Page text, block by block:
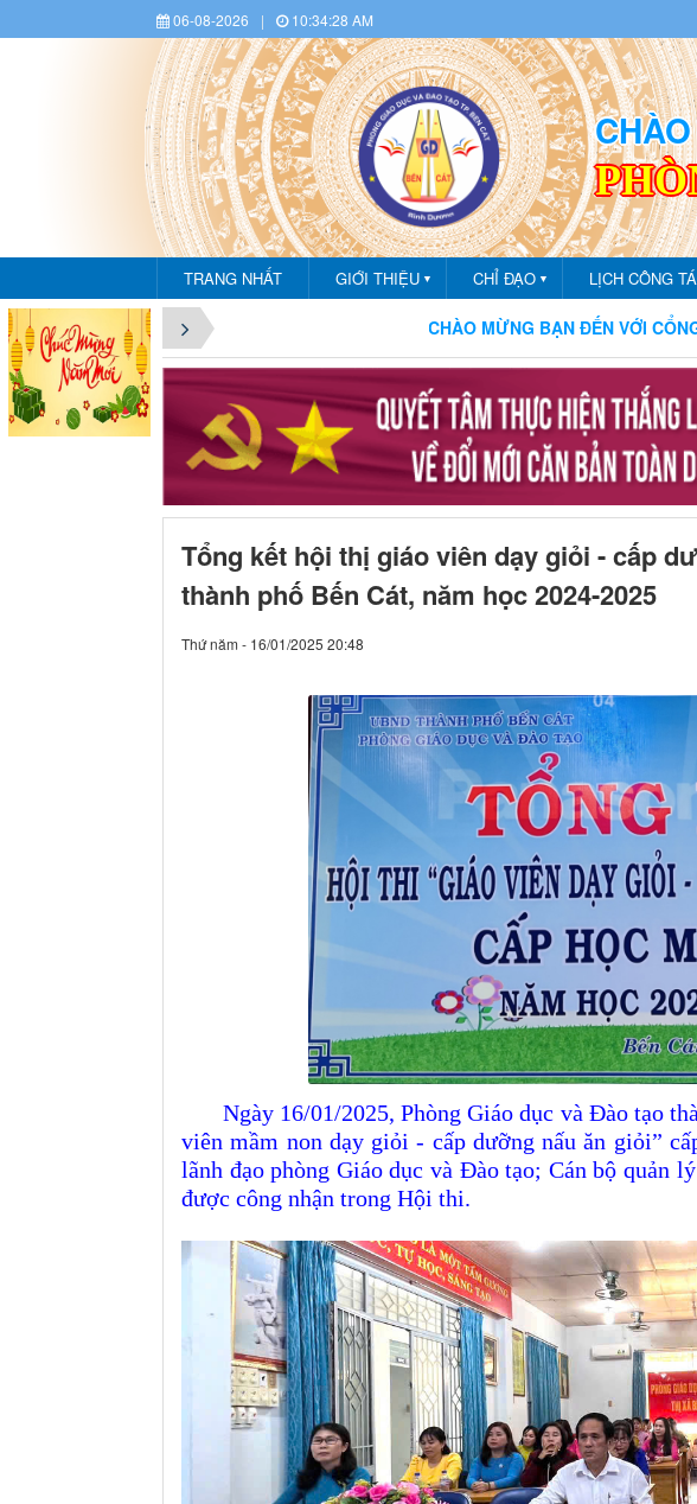
06-08-2026 | 10:34:29 AM
TRANG NHẤT GIỚI THIỆU ▼ CHỈ ĐẠO ▼ LỊCH CÔNG
CHÀO MỪNG BẠN ĐẾN VỚI CỔNG THÔNG TIN
Tổng kết hội thị giáo viên dạy giỏi - cấp
thành phố Bến Cát, năm học 2024-2025
Thứ năm - 16/01/2025 20:48
Ngày 16/01/2025,Phòng Giáo dục và Đào tạo
viên mầm non dạy giỏi - cấp dưỡng nấu ăn giỏi”
lãnh đạophòng Giáo dục và Đào tạo; Cán bộ quản
được công nhận trong Hội thi.